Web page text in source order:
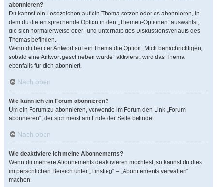
abonnieren?
Du kannst ein Lesezeichen auf ein Thema setzen oder es abonnieren, in
dem du die entsprechende Option in den „Themen-Optionen“ auswählst,
die sich normalerweise ober- und unterhalb des Diskussionsverlaufs des
Themas befinden.
Wenn du bei der Antwort auf ein Thema die Option „Mich benachrichtigen,
sobald eine Antwort geschrieben wurde“ aktivierst, wird das Thema
ebenfalls für dich abonniert.
Nach oben
Wie kann ich ein Forum abonnieren?
Um ein Forum zu abonnieren, verwende im Forum den Link „Forum
abonnieren“, der sich meist am Ende der Seite befindet.
Nach oben
Wie deaktiviere ich meine Abonnements?
Wenn du mehrere Abonnements deaktivieren möchtest, so kannst du dies
im persönlichen Bereich unter „Einstieg“ – „Abonnements verwalten“
machen.